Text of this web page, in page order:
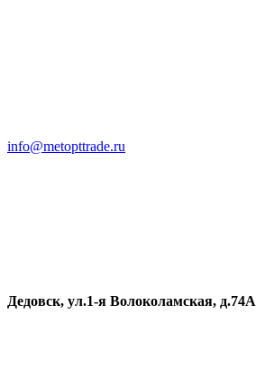
info@metopttrade.ru
Дедовск, ул.1-я Волоколамская, д.74А